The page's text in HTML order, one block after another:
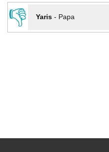
👎
Yaris- Papa